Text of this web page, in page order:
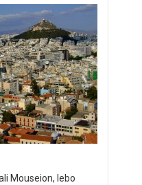
Mouseion, lebo